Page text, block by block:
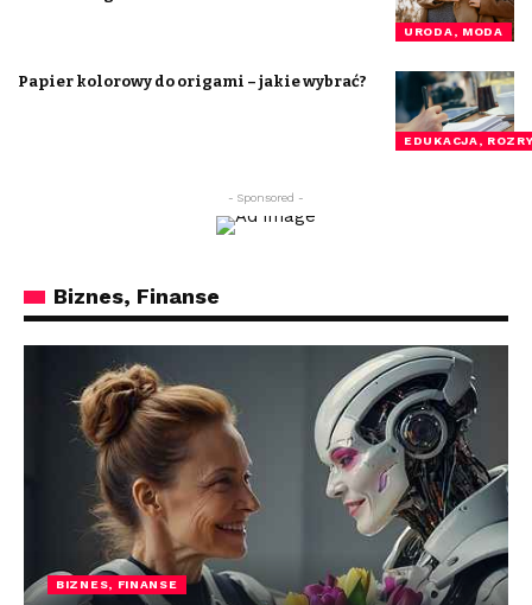
URODA, MODA
EDUKACJA,
Papier kolorowy do origami – jakie wybrać?
- Sponsored -
Biznes, Finanse
BIZNES, FINANSE